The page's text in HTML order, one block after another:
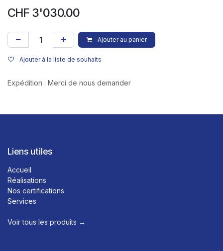
CHF 3'030.00
Ajouter au panier
Ajouter à la liste de souhaits
Expédition : Merci de nous demander
Liens utiles
Accueil
Réalisations
Nos certifications
Services
Voir tous les produits →​